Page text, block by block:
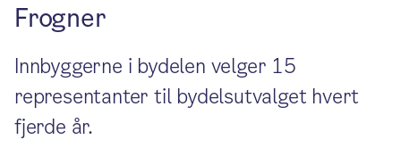
Frogner
Innbyggerne i bydelen velger 15
representanter til bydelsutvalget hvert
fjerde år.